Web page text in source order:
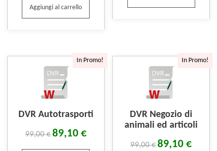
Aggiungi al carrello
In Promo!
DVR Autotrasporti
99,00€89,10 €
In Promo!
DVR Negozio di
animali ed articoli
99,00€89,10€